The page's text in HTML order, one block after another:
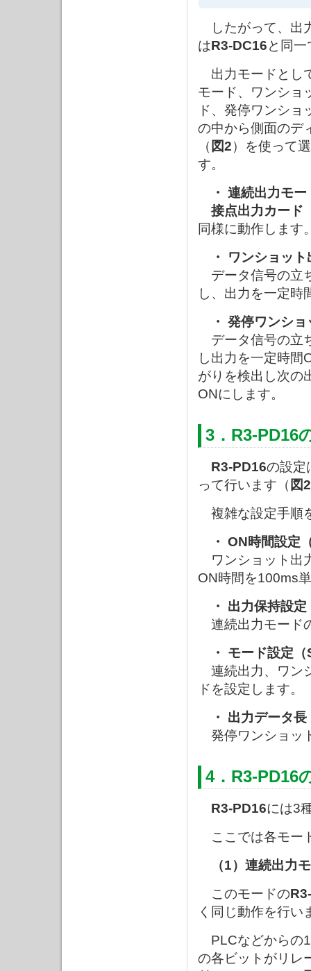
したがって、出
はR3-DC16と同
出力モードとし
モード、ワンショ
ド、発停ワンショ
の中から側面のデ
（ 図2）を使って
す。
・ 連続出力モー
接点出力カード
同様に動作します
・ ワンショッ
データ信号の立
し、出力を一定時
・ 発停ワンシ
データ信号の立
し出力を一定時間
がりを検出し次の
ONにします。
3．R3-PD16
R3-PD16の設定
って行います（ 図2
複雑な設定手順
・ ON時間設定
ワンショット出
ON時間を100ms
・ 出力保持設
連続出力モード
・ モード設定
連続出力、ワン
ドを設定します。
・ 出力データ
発停ワンショッ
4．R3-PD16
R3-PD16には3
ここでは各モー
（1）連続出力
このモードの
く同じ動作を行い
PLCなどからの
の各ビットがリレ